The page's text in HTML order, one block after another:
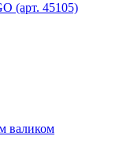
(арт. 45105)
валиком